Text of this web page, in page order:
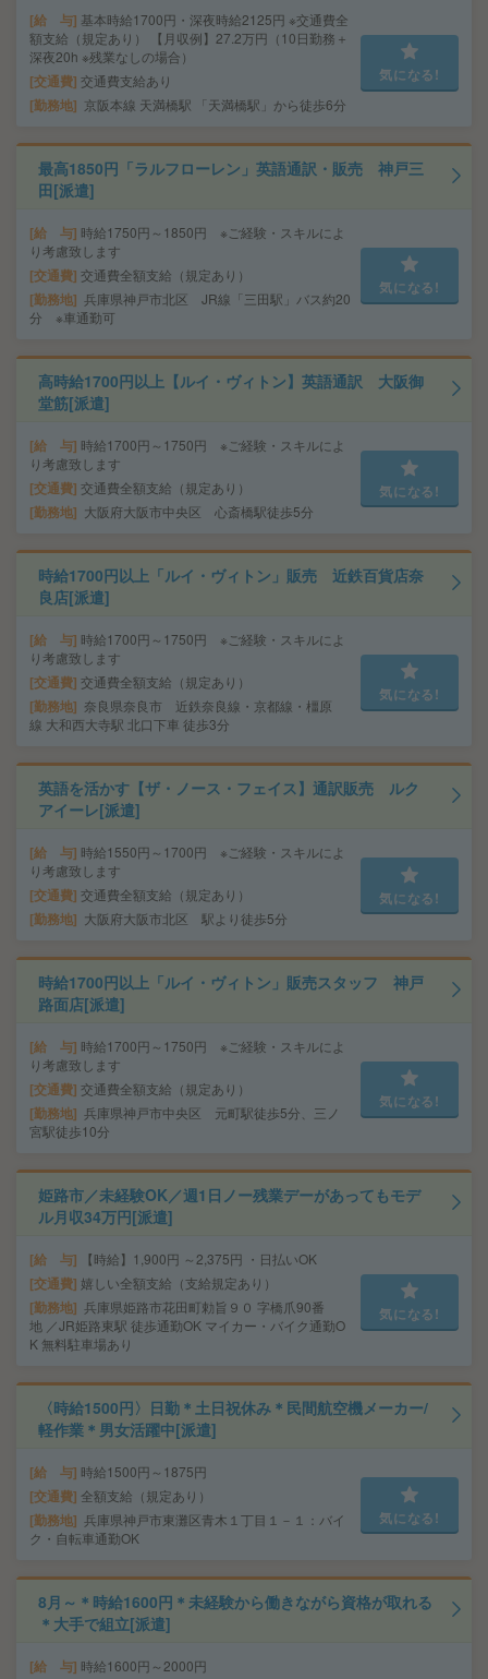
給 与 基本時給1700円・深夜時給2125円 ※交通費全
額支給（規定あり） 【月収例】27.2万円（10日勤務＋
深夜20h ※残業なしの場合）
交通費 交通費支給あり
勤務地 京阪本線 天満橋駅 「天満橋駅」から徒歩6分
気になる!
最高1850円「ラルフローレン」英語通訳・販売 神戸三
田[派遣]
給 与 時給1750円～1850円 ※ご経験・スキルによ
り考慮致します
交通費 交通費全額支給（規定あり）
勤務地 兵庫県神戸市北区 JR線「三田駅」バス約20
分 ※車通勤可
気になる!
高時給1700円以上【ルイ・ヴィトン】英語通訳 大阪御
堂筋[派遣]
給 与 時給1700円～1750円 ※ご経験・スキルによ
り考慮致します
交通費 交通費全額支給（規定あり）
勤務地 大阪府大阪市中央区 心斎橋駅徒歩5分
気になる!
時給1700円以上「ルイ・ヴィトン」販売 近鉄百貨店奈
良店[派遣]
給 与 時給1700円～1750円 ※ご経験・スキルによ
り考慮致します
交通費 交通費全額支給（規定あり）
勤務地
奈良県奈良市 近鉄奈良線・京都線・橿原
線 大和西大寺駅 北口下車 徒歩3分
気になる!
英語を活かす【ザ・ノース・フェイス】通訳販売 ルク
アイーレ[派遣]
給 与 時給1550円～1700円 ※ご経験・スキルによ
り考慮致します
交通費 交通費全額支給（規定あり）
勤務地 大阪府大阪市北区 駅より徒歩5分
気になる!
時給1700円以上「ルイ・ヴィトン」販売スタッフ 神戸
路面店[派遣]
給 与 時給1700円～1750円 ※ご経験・スキルによ
り考慮致します
交通費 交通費全額支給（規定あり）
勤務地 兵庫県神戸市中央区 元町駅徒歩5分、三ノ
宮駅徒歩10分
気になる!
姫路市／未経験OK／週1日ノー残業デーがあってもモデ
ル月収34万円[派遣]
給 与 【時給】1,900円 ～2,375円 ・日払いOK
交通費 嬉しい全額支給（支給規定あり）
勤務地 兵庫県姫路市花田町勅旨９０ 字橋爪90番
地 ／JR姫路東駅 徒歩通勤OK マイカー・バイク通勤O
K 無料駐車場あり
気になる!
〈時給1500円〉日勤＊土日祝休み＊民間航空機メーカー/
軽作業＊男女活躍中[派遣]
給 与 時給1500円～1875円
交通費 全額支給（規定あり）
勤務地 兵庫県神戸市東灘区青木１丁目１－１：バイ
ク・自転車通勤OK
気になる!
8月～＊時給1600円＊未経験から働きながら資格が取れる
＊大手で組立[派遣]
給 与 時給1600円～2000円